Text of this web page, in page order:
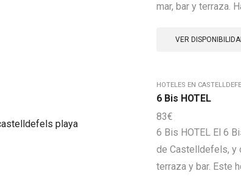
mar, bar y terraza.
VER
HOTELES EN
6 Bis HOTEL
83€
6 Bis HOTEL El 6
de Castelldefels, y
terraza y bar. Este